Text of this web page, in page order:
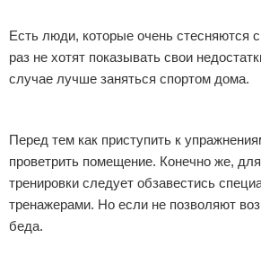
Есть люди, которые очень стесняются
раз не хотят показывать свои
случае лучше заняться спортом дома.
Перед тем как приступить к
проветрить помещение. Конечно же,
тренировки следует обзавестись
тренажерами. Но если не позволяют
беда.